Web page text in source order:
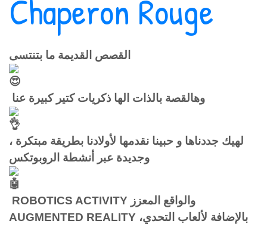
Chaperon Rouge
وهالقصة بالذات الها ذكريات كتير كبيرة عنا
، لهيك جددناها و حبينا نقدمها لأولادنا بطريقة مبتكرة
ROBOTICS ACTIVITY والواقع المعزز
AUGMENTED REALITY بالإضافة لألعاب التحدي،